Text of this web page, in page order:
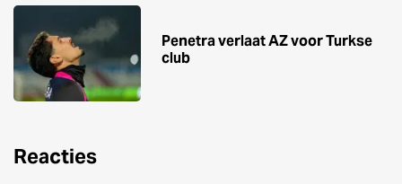
Penetra verlaat AZ voor Turkse
club
Reacties